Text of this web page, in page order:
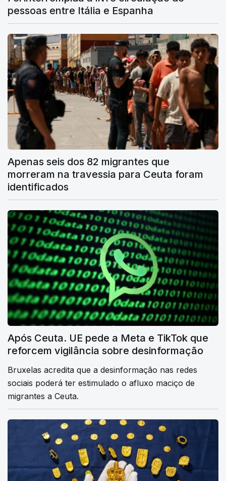
pessoas entre Itália e Espanha
Apenas seis dos 82 migrantes que
morreram na travessia para Ceuta foram
identificados
Após Ceuta. UE pede a Meta e TikTok que
reforcem vigilância sobre desinformação
Bruxelas acredita que a desinformação nas redes
sociais poderá ter estimulado o afluxo maciço de
migrantes a Ceuta.